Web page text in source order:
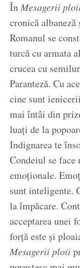
ÎnMesagerii
cronică
Romanul se
turcă cu armata
crucea cu
Paranteză. Cu
cine sunt
mai întâi din
luați de la
Indignarea te
Condeiul se
emoționale.
sunt inteligente.
la împăcare.
acceptarea unei
forță este și
Mesagerii ploii